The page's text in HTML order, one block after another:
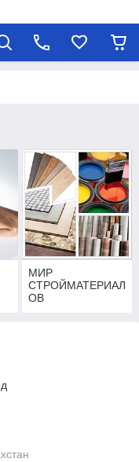
МИР
СТРОЙМАТЕРИАЛ
ОВ